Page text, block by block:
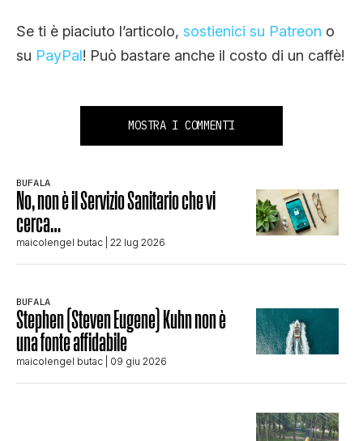
Se ti è piaciuto l’articolo, sostienici su Patreon o
su PayPal! Può bastare anche il costo di un caffè!
MOSTRA I COMMENTI
BUFALA
No, non è il Servizio Sanitario che vi
cerca…
maicolengel butac | 22 lug 2026
BUFALA
Stephen (Steven Eugene) Kuhn non è
una fonte affidabile
maicolengel butac | 09 giu 2026